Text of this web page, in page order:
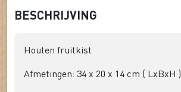
BESCHRIJVING
Houten fruitkist
Afmetingen: 34 x 20 x 14 cm ( LxBxH )